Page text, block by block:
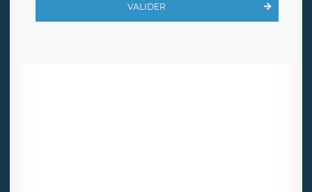
en sollicite la suppression, étant entendu que vous pouvez
demander la suppression de vos données et retirer votre
VALIDER